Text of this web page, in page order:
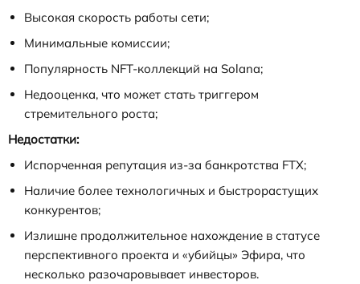
Высокая скорость работы сети;
Минимальные комиссии;
Популярность NFT-коллекций на Solana;
Недооценка, что может стать триггером
стремительного роста;
Недостатки:
Испорченная репутация из-за банкротства FTX;
Наличие более технологичных и быстрорастущих
конкурентов;
Излишне продолжительное нахождение в статусе
перспективного проекта и «убийцы» Эфира, что
несколько разочаровывает инвесторов.